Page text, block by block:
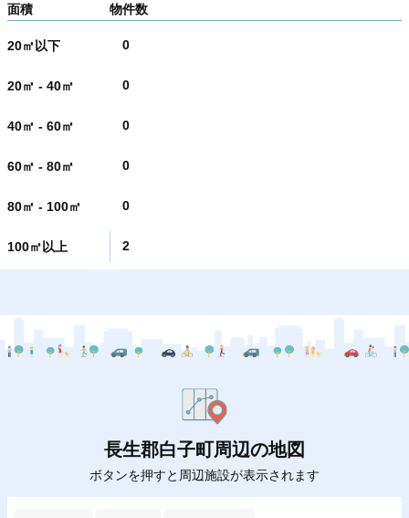
面積 物件数
20㎡以下 0
20㎡ - 40㎡ 0
40㎡ - 60㎡ 0
60㎡ - 80㎡ 0
80㎡ - 100㎡ 0
100㎡以上 2
長生郡白子町周辺の地図
ボタンを押すと周辺施設が表示されます